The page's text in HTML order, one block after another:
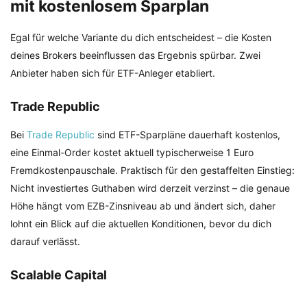
mit kostenlosem Sparplan
Egal für welche Variante du dich entscheidest – die Kosten
deines Brokers beeinflussen das Ergebnis spürbar. Zwei
Anbieter haben sich für ETF-Anleger etabliert.
Trade Republic
Bei Trade Republic sind ETF-Sparpläne dauerhaft kostenlos,
eine Einmal-Order kostet aktuell typischerweise 1 Euro
Fremdkostenpauschale. Praktisch für den gestaffelten Einstieg:
Nicht investiertes Guthaben wird derzeit verzinst – die genaue
Höhe hängt vom EZB-Zinsniveau ab und ändert sich, daher
lohnt ein Blick auf die aktuellen Konditionen, bevor du dich
darauf verlässt.
Scalable Capital